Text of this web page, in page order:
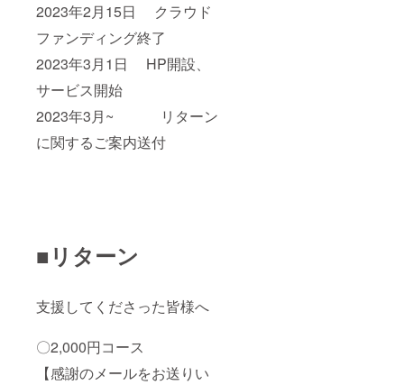
2023年2月15日 クラウド
ファンディング終了
2023年3月1日 HP開設、
サービス開始
2023年3月~ リターン
に関するご案内送付
■リターン
支援してくださった皆様へ
〇2,000円コース
【感謝のメールをお送りい